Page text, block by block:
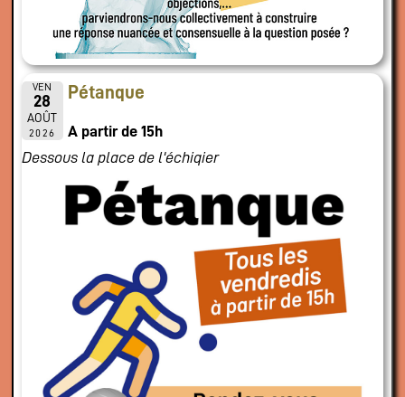
VEN
28
AOÛT
2026
Pétanque
A partir de 15h
Dessous la place de l'échiqier